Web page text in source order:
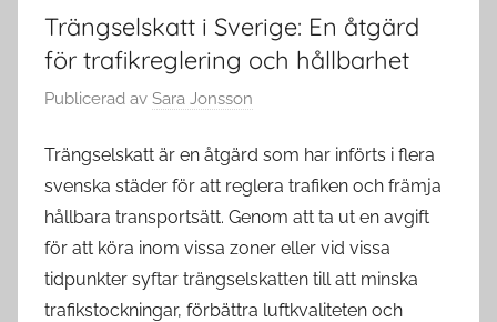
Trängselskatt i Sverige: En åtgärd
för trafikreglering och hållbarhet
Publicerad av Sara Jonsson
Trängselskatt är en åtgärd som har införts i flera
svenska städer för att reglera trafiken och främja
hållbara transportsätt. Genom att ta ut en avgift
för att köra inom vissa zoner eller vid vissa
tidpunkter syftar trängselskatten till att minska
trafikstockningar, förbättra luftkvaliteten och